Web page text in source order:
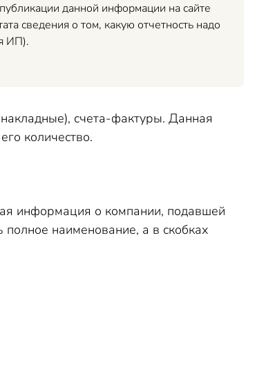
данной информации на сайте
сведения о том, какую отчетность надо
ИП).
счета-фактуры. Данная
количество.
информация о компании, подавшей
наименование, а в скобках